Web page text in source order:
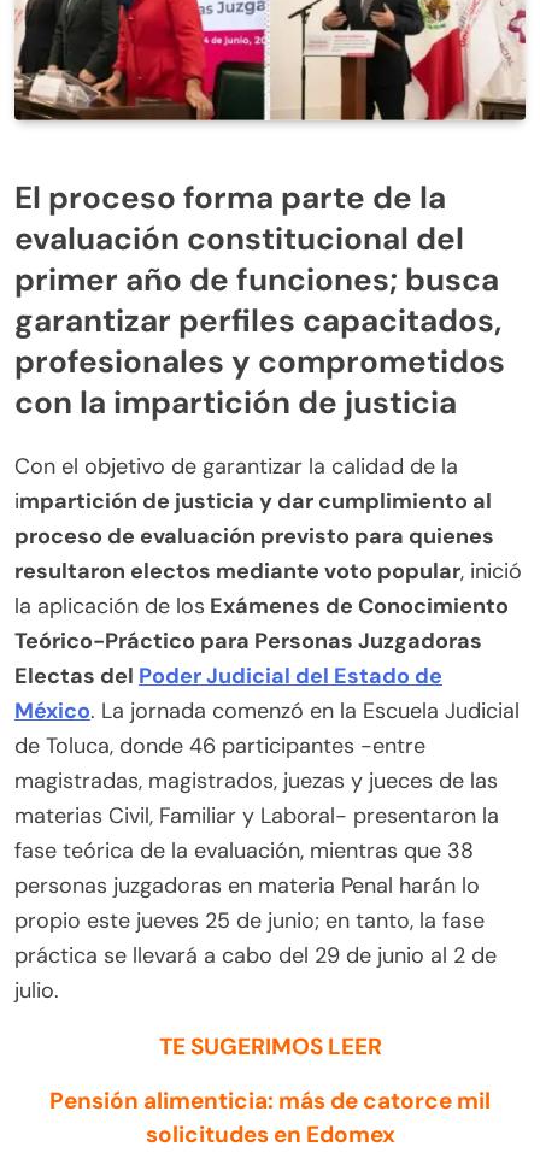
El proceso forma parte de la
evaluación constitucional del
primer año de funciones; busca
garantizar perfiles capacitados,
profesionales y comprometidos
con la impartición de justicia
Con el objetivo de garantizar la calidad de la
impartición de justicia y dar cumplimiento al
proceso de evaluación previsto para quienes
resultaron electos mediante voto popular, inició
la aplicación de los Exámenes de Conocimiento
Teórico-Práctico para Personas Juzgadoras
Electas del Poder Judicial del Estado de
México. La jornada comenzó en la Escuela Judicial
de Toluca, donde 46 participantes -entre
magistradas, magistrados, juezas y jueces de las
materias Civil, Familiar y Laboral- presentaron la
fase teórica de la evaluación, mientras que 38
personas juzgadoras en materia Penal harán lo
propio este jueves 25 de junio; en tanto, la fase
práctica se llevará a cabo del 29 de junio al 2 de
julio.
TE SUGERIMOS LEER
Pensión alimenticia: más de catorce mil
solicitudes en Edomex